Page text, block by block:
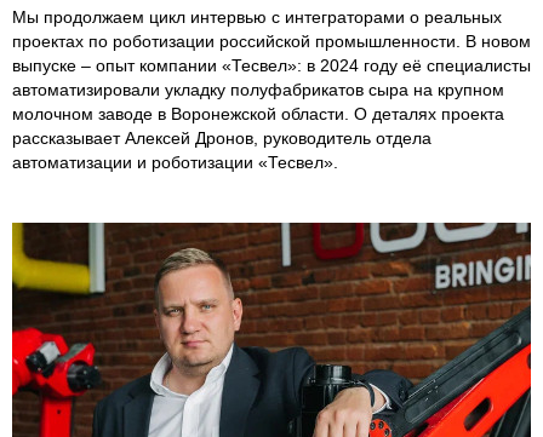
Мы продолжаем цикл интервью с интеграторами о реальных
проектах по роботизации российской промышленности. В новом
выпуске – опыт компании «Тесвел»: в 2024 году её специалисты
автоматизировали укладку полуфабрикатов сыра на крупном
молочном заводе в Воронежской области. О деталях проекта
рассказывает Алексей Дронов, руководитель отдела
автоматизации и роботизации «Тесвел».